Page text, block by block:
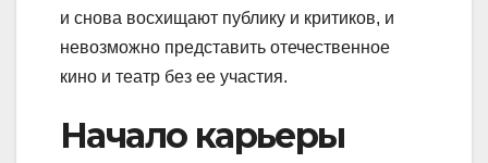
и снова восхищают публику и критиков, и
невозможно представить отечественное
кино и театр без ее участия.
Начало карьеры